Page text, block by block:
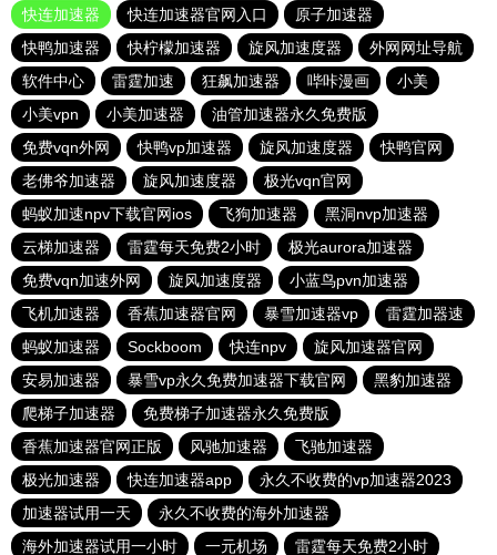
快连加速器
快连加速器官网入口
原子加速器
快鸭加速器
快柠檬加速器 旋风加速度器
外网网址导航
软件中心
雷霆加速 狂飙加速器 哔咔漫画
小美
小美vpn
小美加速器
油管加速器永久免费版
免费vqn外网
快鸭vp加速器 旋风加速度器
快鸭官网
老佛爷加速器
旋风加速度器
极光vqn官网
蚂蚁加速npv下载官网ios
飞狗加速器
黑洞nvp加速器
云梯加速器
雷霆每天免费2小时
极光aurora加速器
免费vqn加速外网
旋风加速度器
小蓝鸟pvn加速器
飞机加速器
香蕉加速器官网 暴雪加速器vp
雷霆加器速
蚂蚁加速器
Sockboom 快连npv
旋风加速器官网
安易加速器
暴雪vp永久免费加速器下载官网
黑豹加速器
爬梯子加速器
免费梯子加速器永久免费版
香蕉加速器官网正版
风驰加速器
飞驰加速器
极光加速器
快连加速器app
永久不收费的vp加速器2023
加速器试用一天
永久不收费的海外加速器
海外加速器试用一小时
一元机场 雷霆每天免费2小时